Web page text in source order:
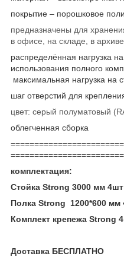
покрытие – порошковое
предназначены для
в офисе, на складе, в архиве
распределённая нагрузка
использования полного
максимальная нагрузка на
шаг отверстий для
цвет: серый полуматовый
облегченная сборка
комплектация:
Стойка Strong 3000 мм 4шт
Полка Strong 1200*600 мм
Комплект крепежа Strong
Доставка БЕСПЛАТНО